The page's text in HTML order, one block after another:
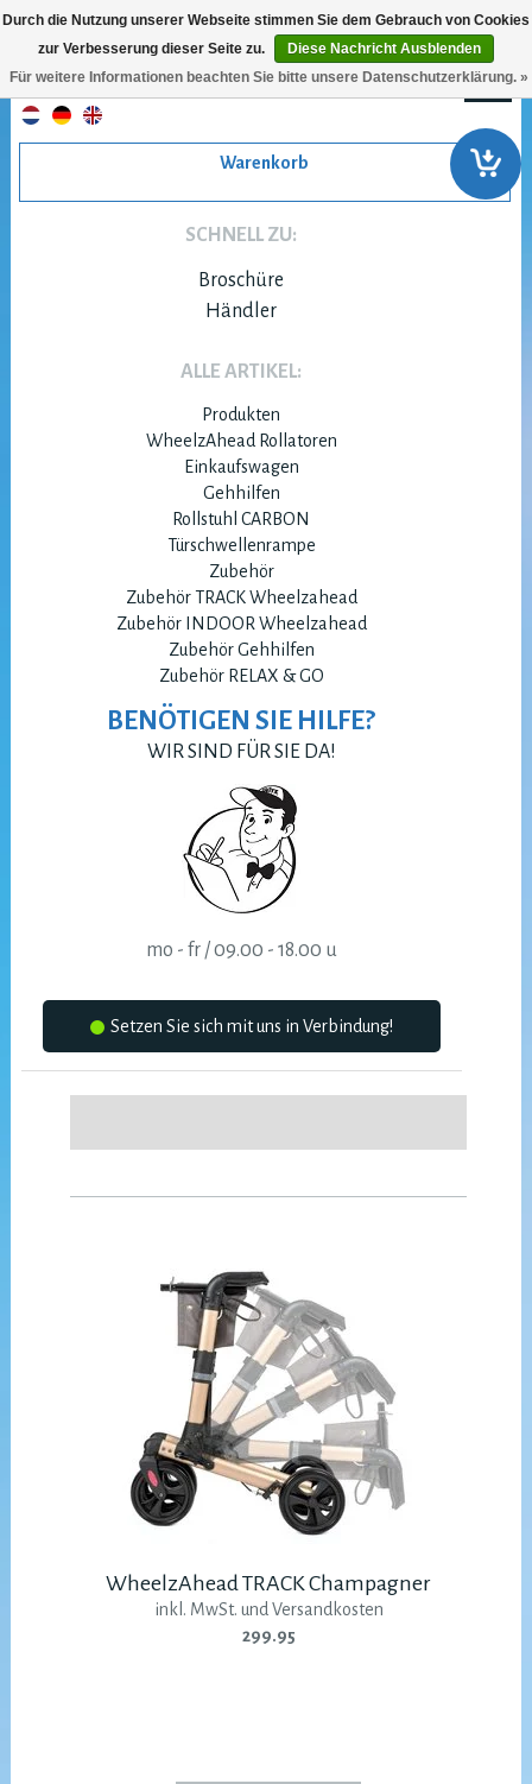
Warenkorb
SCHNELL ZU:
Broschüre
Händler
ALLE ARTIKEL:
Produkten
WheelzAhead Rollatoren
Einkaufswagen
Gehhilfen
Rollstuhl CARBON
Türschwellenrampe
Zubehör
Zubehör TRACK Wheelzahead
Zubehör INDOOR Wheelzahead
Zubehör Gehhilfen
Zubehör RELAX & GO
BENÖTIGEN SIE HILFE?
WIR SIND FÜR SIE DA!
mo - fr / 09.00 - 18.00 u
Setzen Sie sich mit uns in Verbindung!
WheelzAhead TRACK Champagner
inkl. MwSt. und Versandkosten
299.95
Durch die Nutzung unserer Webseite stimmen Sie dem Gebrauch von Cookies
zur Verbesserung dieser Seite zu.
Diese Nachricht Ausblenden
Für weitere Informationen beachten Sie bitte unsere Datenschutzerklärung. »